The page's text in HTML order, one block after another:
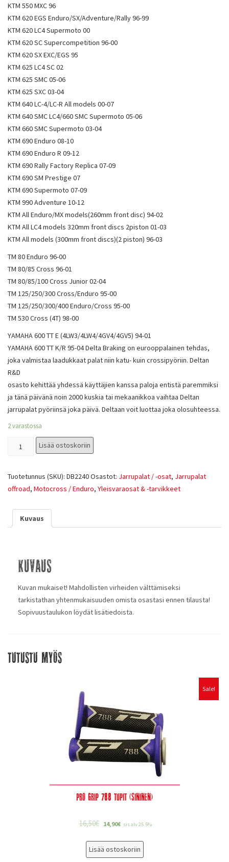
KTM 550 MXC 96
KTM 620 EGS Enduro/SX/Adventure/Rally 96-99
KTM 620 LC4 Supermoto 00
KTM 620 SC Supercompetition 96-00
KTM 620 SX EXC/EGS 95
KTM 625 LC4 SC 02
KTM 625 SMC 05-06
KTM 625 SXC 03-04
KTM 640 LC-4/LC-R All models 00-07
KTM 640 SMC LC4/660 SMC Supermoto 05-06
KTM 660 SMC Supermoto 03-04
KTM 690 Enduro 08-10
KTM 690 Enduro R 09-12
KTM 690 Rally Factory Replica 07-09
KTM 690 SM Prestige 07
KTM 690 Supermoto 07-09
KTM 990 Adventure 10-12
KTM All Enduro/MX models(260mm front disc) 94-02
KTM All LC4 models 320mm front discs 2piston 01-03
KTM All models (300mm front discs)(2 piston) 96-03
TM 80 Enduro 96-00
TM 80/85 Cross 96-01
TM 80/85/100 Cross Junior 02-04
TM 125/250/300 Cross/Enduro 95-00
TM 125/250/300/400 Enduro/Cross 95-00
TM 530 Cross (4T) 98-00
YAMAHA 600 TT E (4LW3/4LW4/4GV4/4GV5) 94-01
YAMAHA 600 TT K/R 95-04 Delta Braking on eurooppalainen tehdas,
joka valmistaa laadukkaat palat niin katu- kuin crossipyöriin. Deltan
R&D
osasto kehittää yhdessä käyttäjien kanssa paloja entistä paremmiksi
ja tänä päivänä noin 2000 kuskia tai mekaanikkoa vaihtaa Deltan
jarrupalat pyöriinsä joka päivä. Deltaan voit luottaa joka olosuhteessa.
2 varastossa
Lisää ostoskoriin
Tuotetunnus (SKU): DB2240Osastot: Jarrupalat / -osat, Jarrupalat
offroad, Motocross / Enduro, Yleisvaraosat & -tarvikkeet
Kuvaus
Kuvaus
Kuvan mukaiset! Mahdollisten virheiden välttämiseksi
tarkistathan yhtenmukaisuuden omista osastasi ennen tilausta!
Sopivuustaulukon löydät lisätiedoista.
Tutustu myös
Sale!
Pro Grip 788 tupit (sininen)
16,50€ 14,90€ sis alv 25.5%
Lisää ostoskoriin